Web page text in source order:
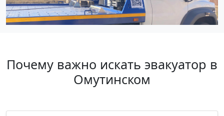
Почему важно искать эвакуатор в
Омутинском